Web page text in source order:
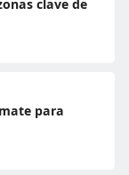
clave de
para